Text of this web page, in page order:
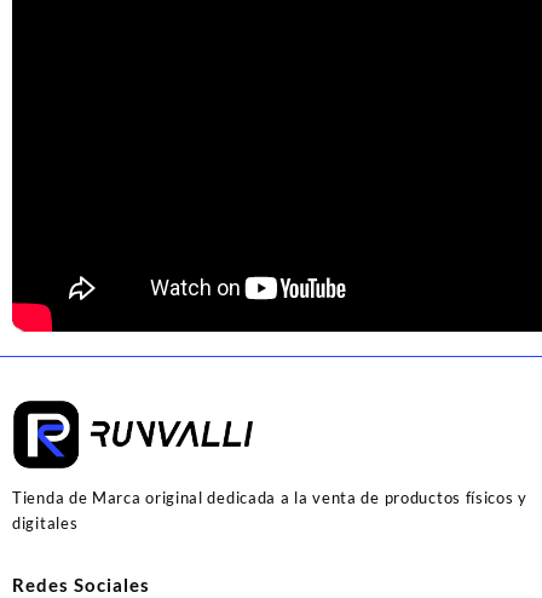
Tienda de Marca original dedicada a la venta de productos físicos y
digitales
Redes Sociales